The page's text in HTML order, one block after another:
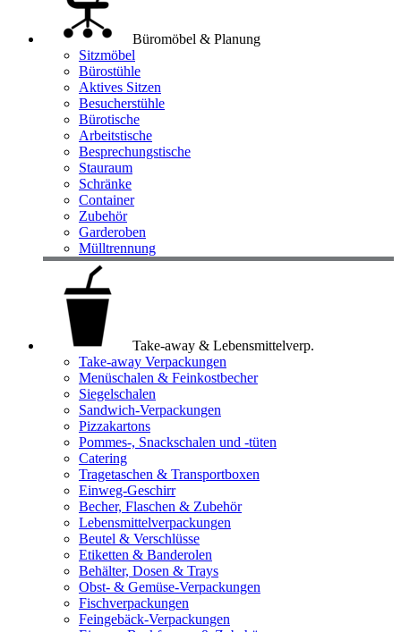
Büromöbel & Planung
Sitzmöbel
Bürostühle
Aktives Sitzen
Besucherstühle
Bürotische
Arbeitstische
Besprechungstische
Stauraum
Schränke
Container
Zubehör
Garderoben
Mülltrennung
Take-away & Lebensmittelverp.
Take-away Verpackungen
Menüschalen & Feinkostbecher
Siegelschalen
Sandwich-Verpackungen
Pizzakartons
Pommes-, Snackschalen und -tüten
Catering
Tragetaschen & Transportboxen
Einweg-Geschirr
Becher, Flaschen & Zubehör
Lebensmittelverpackungen
Beutel & Verschlüsse
Etiketten & Banderolen
Behälter, Dosen & Trays
Obst- & Gemüse-Verpackungen
Fischverpackungen
Feingebäck-Verpackungen